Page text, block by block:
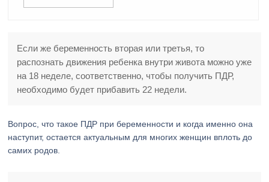
Если же беременность вторая или третья, то
распознать движения ребенка внутри живота можно уже
на 18 неделе, соответственно, чтобы получить ПДР,
необходимо будет прибавить 22 недели.
Вопрос, что такое ПДР при беременности и когда именно она
наступит, остается актуальным для многих женщин вплоть до
самих родов.